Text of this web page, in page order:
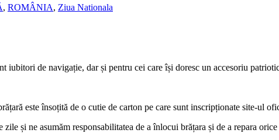
, ROMÂNIA, Ziua Nationala
de navigație, dar și pentru cei care își doresc un accesoriu
este însoțită de o cutie de carton pe care sunt inscripționate site-ul
și ne asumăm responsabilitatea de a înlocui brățara și de a repara